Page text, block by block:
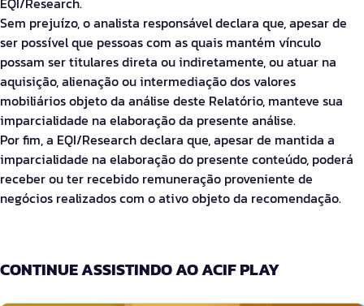
Sem prejuízo, o analista responsável declara que, apesar de
ser possível que pessoas com as quais mantém vínculo
possam ser titulares direta ou indiretamente, ou atuar na
aquisição, alienação ou intermediação dos valores
mobiliários objeto da análise deste Relatório, manteve sua
imparcialidade na elaboração da presente análise.
Por fim, a EQI/Research declara que, apesar de mantida a
imparcialidade na elaboração do presente conteúdo, poderá
receber ou ter recebido remuneração proveniente de
negócios realizados com o ativo objeto da recomendação.
CONTINUE ASSISTINDO AO ACIF PLAY